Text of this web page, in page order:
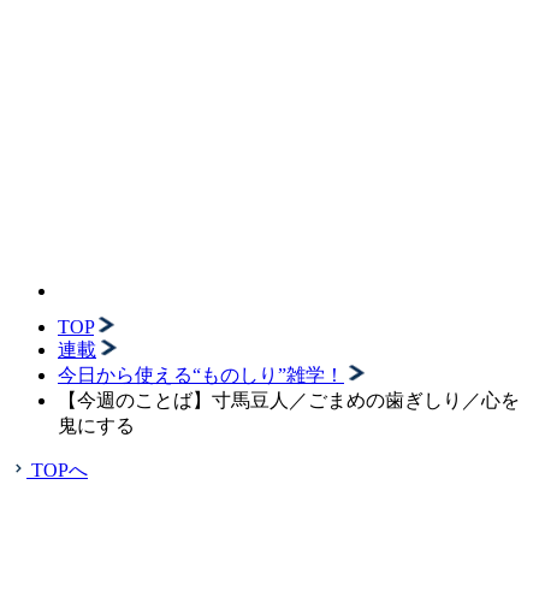
TOP
連載
今日から使える“ものしり”雑学！
【今週のことば】寸馬豆人／ごまめの歯ぎしり／心を
鬼にする
TOPへ